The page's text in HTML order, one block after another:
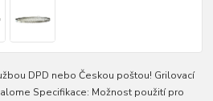
DPD nebo Českou poštou! Grilovací
Specifikace: Možnost použití pro